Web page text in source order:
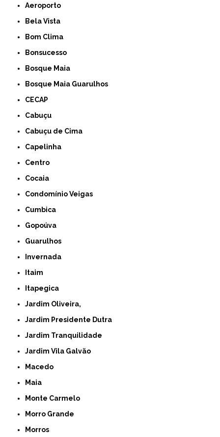
Aeroporto
Bela Vista
Bom Clima
Bonsucesso
Bosque Maia
Bosque Maia Guarulhos
CECAP
Cabuçu
Cabuçu de Cima
Capelinha
Centro
Cocaia
Condomínio Veigas
Cumbica
Gopoúva
Guarulhos
Invernada
Itaim
Itapegica
Jardim Oliveira,
Jardim Presidente Dutra
Jardim Tranquilidade
Jardim Vila Galvão
Macedo
Maia
Monte Carmelo
Morro Grande
Morros